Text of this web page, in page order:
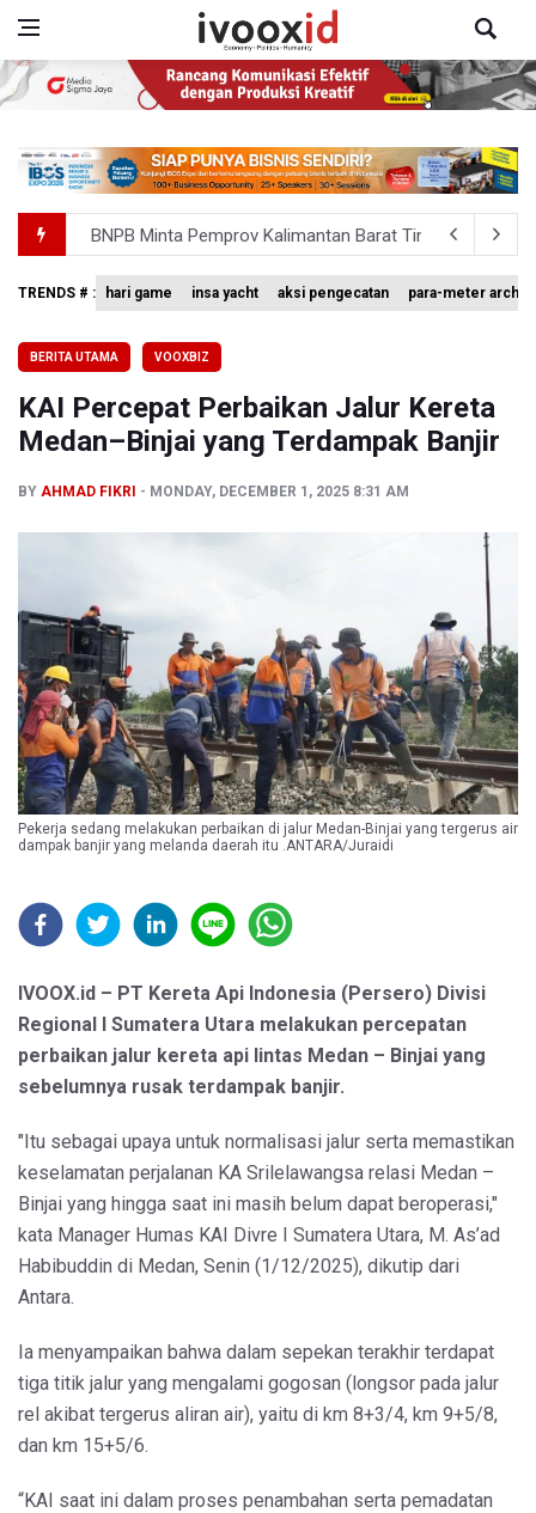
BNPB Minta Pemprov Kalimantan Barat Tinjau Kembali
Kemensos Targetkan 150 Ribu Siswa Masuk Program
Tim 9 Kejagung Periksa Febrie Adransayah sebagai
BPIP: Satu Siswa Sekolah Rakyat Jadi Calon Paskibraka
TRENDS # : hari game insa yacht aksi pengecatan para-meter
BERITA UTAMA VOOXBIZ
KAI Percepat Perbaikan Jalur Kereta
Medan–Binjai yang Terdampak Banjir
BY AHMAD FIKRI MONDAY, DECEMBER 1, 2025 8:31 AM
Pekerja sedang melakukan perbaikan di jalur Medan-Binjai yang tergerus air
dampak banjir yang melanda daerah itu .ANTARA/Juraidi
IVOOX.id – PT Kereta Api Indonesia (Persero) Divisi
Regional I Sumatera Utara melakukan percepatan
perbaikan jalur kereta api lintas Medan – Binjai yang
sebelumnya rusak terdampak banjir.
"Itu sebagai upaya untuk normalisasi jalur serta memastikan
keselamatan perjalanan KA Srilelawangsa relasi Medan –
Binjai yang hingga saat ini masih belum dapat beroperasi,"
kata Manager Humas KAI Divre I Sumatera Utara, M. As’ad
Habibuddin di Medan, Senin (1/12/2025), dikutip dari
Antara.
Ia menyampaikan bahwa dalam sepekan terakhir terdapat
tiga titik jalur yang mengalami gogosan (longsor pada jalur
rel akibat tergerus aliran air), yaitu di km 8+3/4, km 9+5/8,
dan km 15+5/6.
“KAI saat ini dalam proses penambahan serta pemadatan